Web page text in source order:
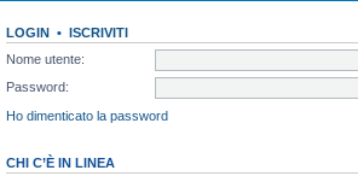
LOGIN • ISCRIVITI
Nome utente:
Password:
Ho dimenticato la password
CHI C’È IN LINEA